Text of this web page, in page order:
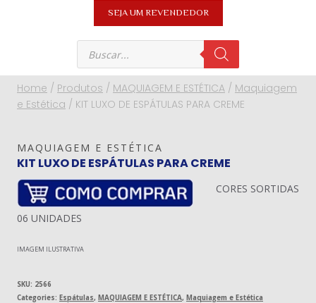
SEJA UM REVENDEDOR
Home / Produtos / MAQUIAGEM E ESTÉTICA / Maquiagem
e Estética / KIT LUXO DE ESPÁTULAS PARA CREME
MAQUIAGEM E ESTÉTICA
KIT LUXO DE ESPÁTULAS PARA CREME
CORES SORTIDAS
06 UNIDADES
IMAGEM ILUSTRATIVA
SKU: 2566
Categories: Espátulas, MAQUIAGEM E ESTÉTICA, Maquiagem e Estética